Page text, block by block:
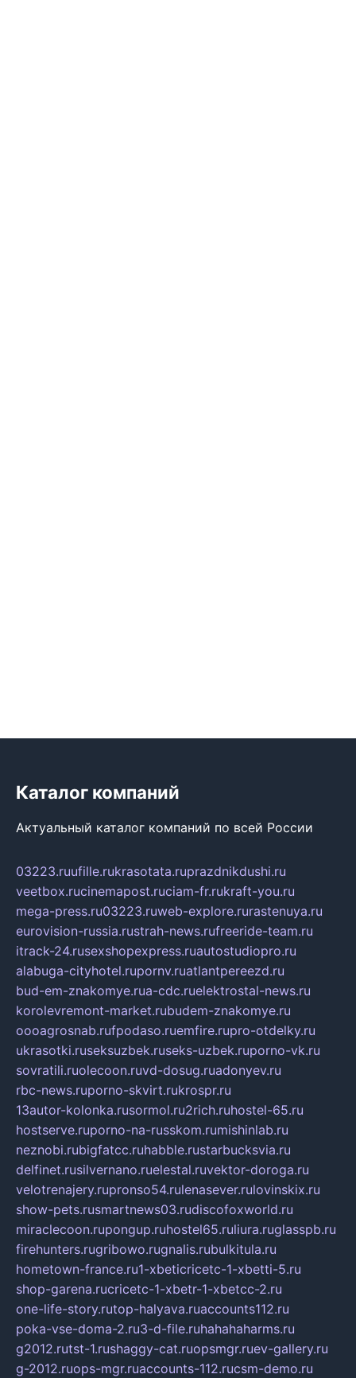
Каталог компаний
Актуальный каталог компаний по всей России
03223.ruufille.rukrasotata.ruprazdnikdushi.ru
veetbox.rucinemapost.ruciam-fr.rukraft-you.ru
mega-press.ru03223.ruweb-explore.rurastenuya.ru
eurovision-russia.rustrah-news.rufreeride-team.ru
itrack-24.rusexshopexpress.ruautostudiopro.ru
alabuga-cityhotel.rupornv.ruatlantpereezd.ru
bud-em-znakomye.rua-cdc.ruelektrostal-news.ru
korolevremont-market.rubudem-znakomye.ru
oooagrosnab.rufpodaso.ruemfire.rupro-otdelky.ru
ukrasotki.ruseksuzbek.ruseks-uzbek.ruporno-vk.ru
sovratili.ruolecoon.ruvd-dosug.ruadonyev.ru
rbc-news.ruporno-skvirt.rukrospr.ru
13autor-kolonka.rusormol.ru2rich.ruhostel-65.ru
hostserve.ruporno-na-russkom.rumishinlab.ru
neznobi.rubigfatcc.ruhabble.rustarbucksvia.ru
delfinet.rusilvernano.ruelestal.ruvektor-doroga.ru
velotrenajery.rupronso54.rulenasever.rulovinskix.ru
show-pets.rusmartnews03.rudiscofoxworld.ru
miraclecoon.rupongup.ruhostel65.ruliura.ruglasspb.ru
firehunters.rugribowo.rugnalis.rubulkitula.ru
hometown-france.ru1-xbeticricetc-1-xbetti-5.ru
shop-garena.rucricetc-1-xbetr-1-xbetcc-2.ru
one-life-story.rutop-halyava.ruaccounts112.ru
poka-vse-doma-2.ru3-d-file.ruhahahaharms.ru
g2012.rutst-1.rushaggy-cat.ruopsmgr.ruev-gallery.ru
g-2012.ruops-mgr.ruaccounts-112.rucsm-demo.ru